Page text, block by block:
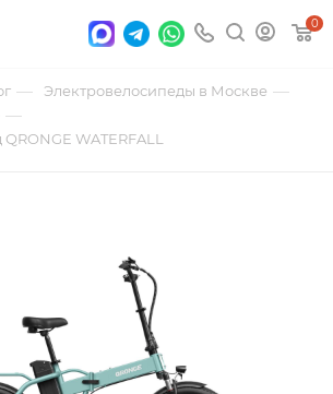
0
— Электровелосипеды в Москве —
—
WATERFALL